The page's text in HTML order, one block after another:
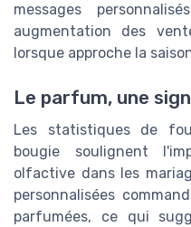
messages
augmentation des
lorsque approche la
Le parfum, une
Les statistiques de
bougie soulignent
olfactive dans les
personnalisées
parfumées, ce qui